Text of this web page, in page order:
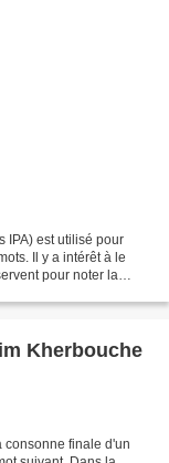
IPA) est utilisé pour
Il y a intérêt à le
pour noter la
Kherbouche
consonne finale d'un